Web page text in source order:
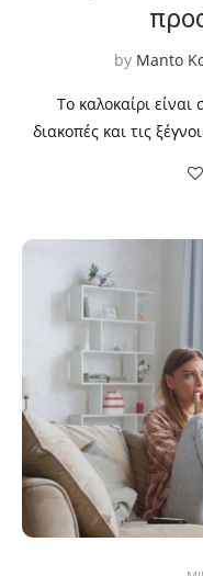
by Manto
Το καλοκαίρι
διακοπές και τις